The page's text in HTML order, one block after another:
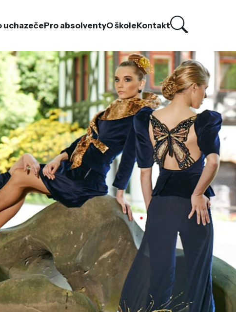
uchazečePro absolventyO školeKontakt